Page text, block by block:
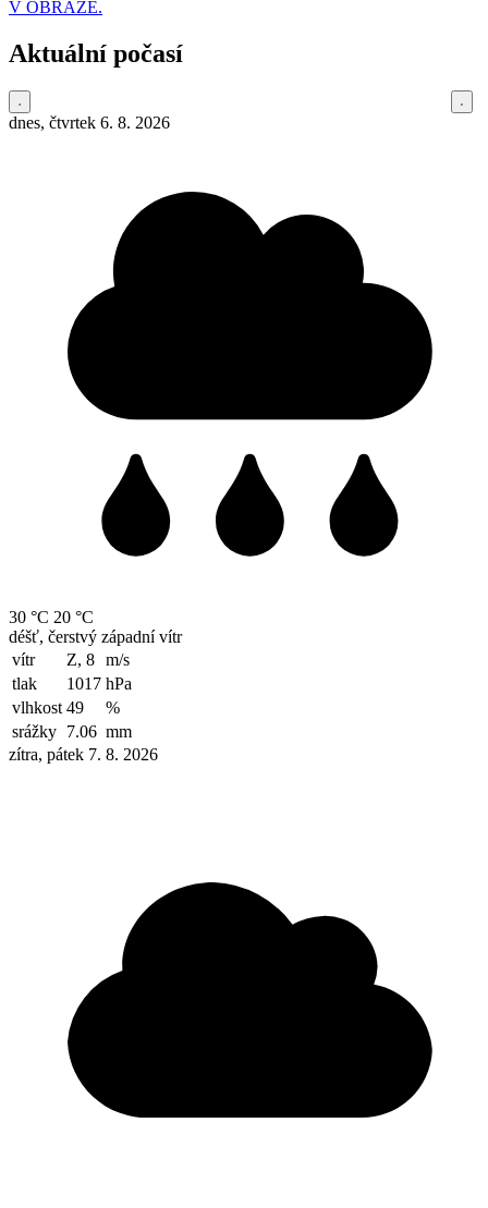
V OBRAZE.
Aktuální počasí
dnes, čtvrtek 6. 8. 2026
30 °C 20 °C
déšť, čerstvý západní vítr
vítr
Z, 8 m/s
tlak
1017 hPa
vlhkost 49
%
srážky 7.06 mm
zítra, pátek 7. 8. 2026